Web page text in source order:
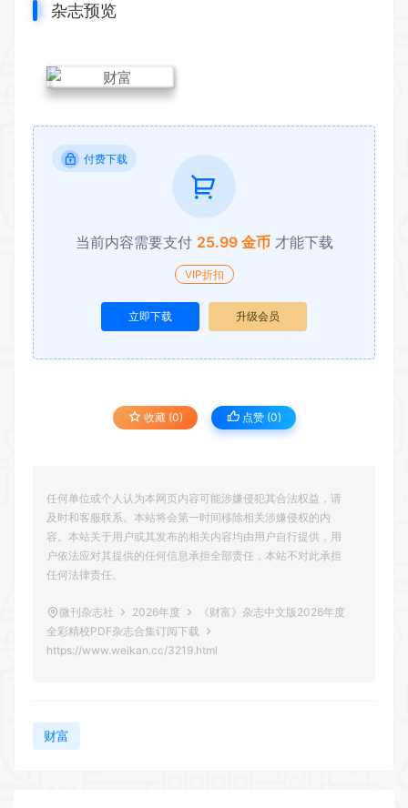
杂志预览
付费下载
当前内容需要支付 25.99 金币 才能下载
VIP折扣
立即下载 升级会员
收藏 (0) 点赞 (0)
任何单位或个人认为本网页内容可能涉嫌侵犯其合法权益，请
及时和客服联系。本站将会第一时间移除相关涉嫌侵权的内
容。本站关于用户或其发布的相关内容均由用户自行提供，用
户依法应对其提供的任何信息承担全部责任，本站不对此承担
任何法律责任。
微刊杂志社 2026年度
《财富》杂志中文版2026年度
全彩精校PDF杂志合集订阅下载
https://www.weikan.cc/3219.html
财富